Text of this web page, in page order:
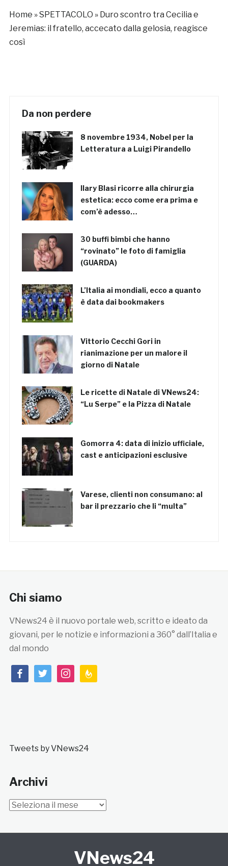
Home »SPETTACOLO » Duro scontro tra Cecilia e
Jeremias: il fratello, accecato dalla gelosia, reagisce
così
Da non perdere
8 novembre 1934, Nobel per la
Letteratura a Luigi Pirandello
Ilary Blasi ricorre alla chirurgia
estetica: ecco come era prima e
com’è adesso…
30 buffi bimbi che hanno
“rovinato” le foto di famiglia
(GUARDA)
L’Italia ai mondiali, ecco a quanto
è data dai bookmakers
Vittorio Cecchi Gori in
rianimazione per un malore il
giorno di Natale
Le ricette di Natale di VNews24:
“Lu Serpe” e la Pizza di Natale
Gomorra 4: data di inizio ufficiale,
cast e anticipazioni esclusive
Varese, clienti non consumano: al
bar il prezzario che li “multa”
Chi siamo
VNews24 è il nuovo portale web, scritto e ideato da
giovani, per le notizie e informazioni a 360° dall’Italia e
dal mondo
facebooktwitterinstagramfeedburner
Tweets by VNews24
Archivi
Archivi
VNews24